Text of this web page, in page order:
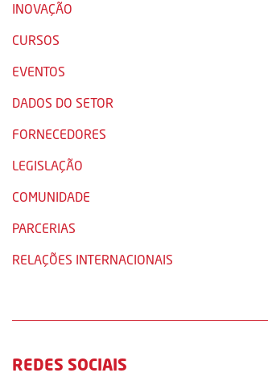
INOVAÇÃO
CURSOS
EVENTOS
DADOS DO SETOR
FORNECEDORES
LEGISLAÇÃO
COMUNIDADE
PARCERIAS
RELAÇÕES INTERNACIONAIS
REDES SOCIAIS